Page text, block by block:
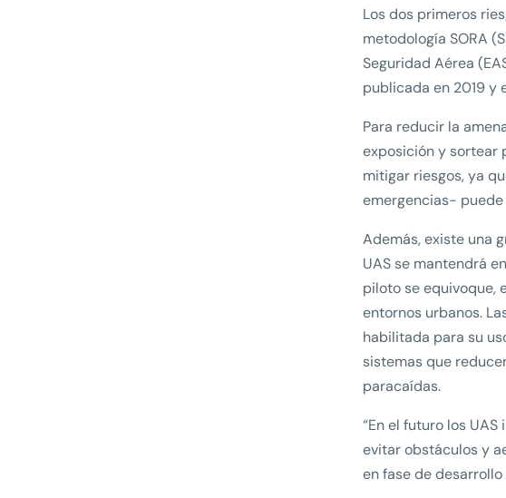
Los dos primeros
metodología SORA
Seguridad Aérea
publicada en 2019 y
Para reducir la
exposición y sortear
mitigar riesgos, ya
emergencias-
Además, existe una
UAS se mantendrá
piloto se equivoque,
entornos urbanos.
habilitada para su
sistemas que
paracaídas.
“En el futuro los
evitar obstáculos y
en fase de